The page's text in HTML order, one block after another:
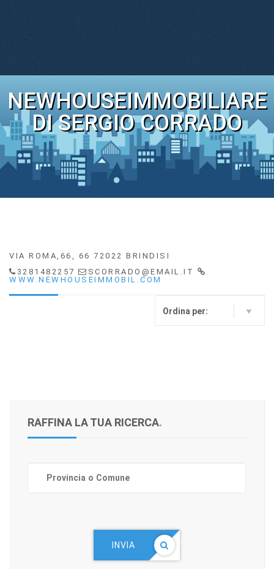
NEWHOUSEIMMOBILIARE
DI SERGIO CORRADO
VIA ROMA,66, 66 72022 BRINDISI
3281482257
SCORRADO@EMAIL.IT
WWW.NEWHOUSEIMMOBIL.COM
Ordina per:
RAFFINA LA TUA RICERCA.
INVIA